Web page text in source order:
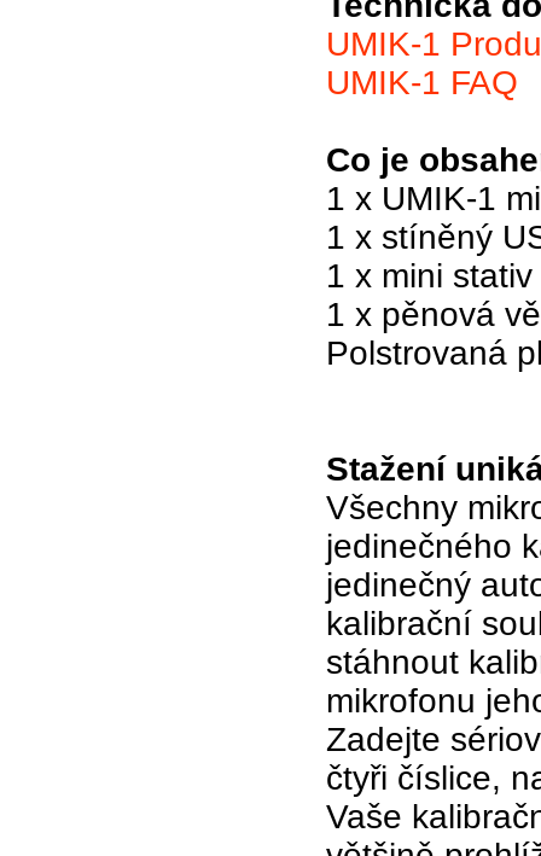
UMIK-1
UMIK-1 FAQ
Co je
1 x UMIK-1
1 x stíněný
1 x mini stativ
1 x pěnová
Polstrovaná
Stažení
Všechny
jedinečného
jedinečný
kalibrační
stáhnout
mikrofonu
Zadejte
čtyři číslice,
Vaše